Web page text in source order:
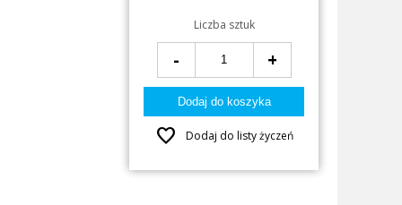
Liczba sztuk
- +
favorite Dodaj do listy życzeń